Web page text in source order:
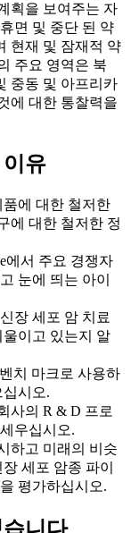
획을 보여주는 자
면 및 중단 된 약
현재 및 잠재적 약
주요 영역은 북
중동 및 아프리카
에 대한 통찰력을
유
에 대한 철저한
에 대한 철저한 정
에서 주요 경쟁자
눈에 띄는 아이
장 세포 암 치료
이고 있는지 알
치 마크로 사용하
시오.
사의 R & D 프로
우십시오.
하고 미래의 비슷
세포 암종 파이
평가하십시오.